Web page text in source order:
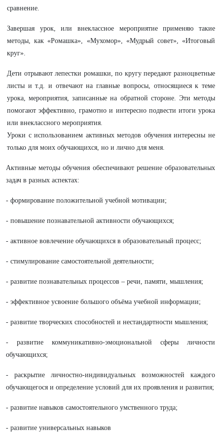
сравнение.
Завершая урок, или внеклассное мероприятие применяю такие
методы, как «Ромашка», «Мухомор», «Мудрый совет», «Итоговый
круг».
Дети отрывают лепестки ромашки, по кругу передают разноцветные
листы и т.д. и отвечают на главные вопросы, относящиеся к теме
урока, мероприятия, записанные на обратной стороне. Эти методы
помогают эффективно, грамотно и интересно подвести итоги урока
или внеклассного мероприятия.
Уроки с использованием активных методов обучения интересны не
только для моих обучающихся, но и лично для меня.
Активные методы обучения обеспечивают решение образовательных
задач в разных аспектах:
- формирование положительной учебной мотивации;
- повышение познавательной активности обучающихся;
- активное вовлечение обучающихся в образовательный процесс;
- стимулирование самостоятельной деятельности;
- развитие познавательных процессов – речи, памяти, мышления;
- эффективное усвоение большого объёма учебной информации;
- развитие творческих способностей и нестандартности мышления;
- развитие коммуникативно-эмоциональной сферы личности
обучающихся;
- раскрытие личностно-индивидуальных возможностей каждого
обучающегося и определение условий для их проявления и развития;
- развитие навыков самостоятельного умственного труда;
- развитие универсальных навыков